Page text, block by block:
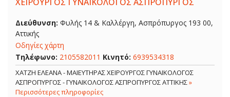
Διεύθυνση: Φυλής 14 & Καλλέργη, Ασπρόπυργος 193 00,
Αττικής
Οδηγίες χάρτη
Τηλέφωνο: 2105582011 Κινητό: 6939534318
ΧΑΤΖΗ ΕΛΕΑΝΑ - ΜΑΙΕΥΤΗΡΑΣ ΧΕΙΡΟΥΡΓΟΣ ΓΥΝΑΙΚΟΛΟΓΟΣ
ΑΣΠΡΟΠΥΡΓΟΣ - ΓΥΝΑΙΚΟΛΟΓΟΣ ΑΣΠΡΟΠΥΡΓΟΣ ΑΤΤΙΚΗΣ»
Περισσότερες πληροφορίες